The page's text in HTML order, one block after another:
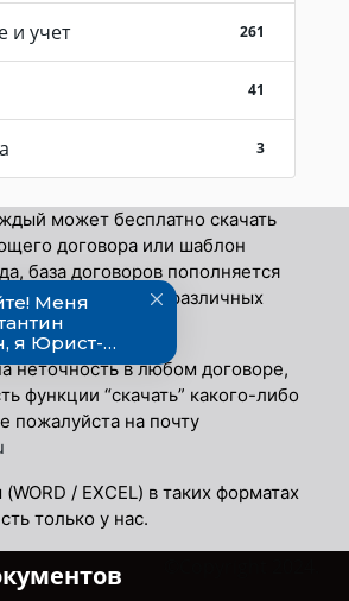
и учет 261
41
3
может бесплатно скачать
договора или шаблон
база договоров пополняется
базе более 10000 различных
неточность в любом договоре,
функции “скачать” какого-либо
пожалуйста на почту
/ EXCEL) в таких форматах
только у нас.